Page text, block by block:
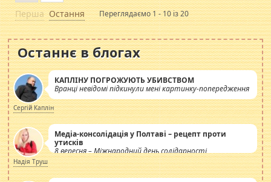
Перша Остання Переглядаємо 1 - 10 із 20
Останнє в блогах
КАПЛІНУ ПОГРОЖУЮТЬ УБИВСТВОМ
Вранці невідомі підкинули мені картинку-попередження
Сергій Каплін
Медіа-консолідація у Полтаві – рецепт проти
утисків
8 вересня – Міжнародний день солідарності
журналістів.
Надія Труш